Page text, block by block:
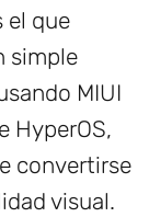
el que
simple
MIUI
HyperOS,
convertirse
visual.